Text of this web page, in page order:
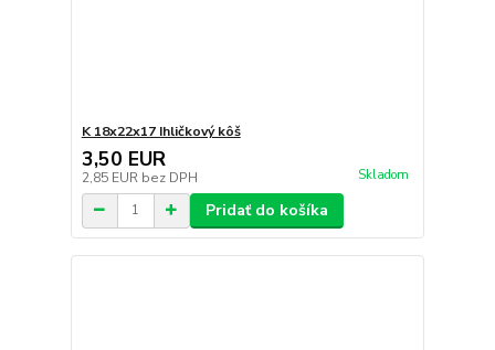
K 18x22x17 Ihličkový kôš
3,50 EUR
2,85 EUR bez DPH Skladom
Pridať do košíka